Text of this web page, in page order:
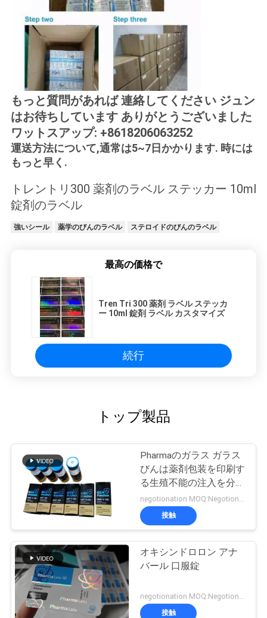
もっと質問があれば 連絡してください ジュン
はお待ちしています ありがとうございました
ワットスアップ: +8618206063252
運送方法について,通常は5~7日かかります. 時には
もっと早く.
トレントリ300 薬剤のラベル ステッカー 10ml
錠剤のラベル
強いシール 薬学のびんのラベル ステロイドのびんのラベル
最高の価格で
Tren Tri 300 薬剤 ラベル ステッカ
ー 10ml 錠剤 ラベル カスタマイズ
続行
トップ製品
Pharmaのガラス ガラス
びんは薬剤包装を印刷す
る生殖不能の注入を分類
します
negotionation MOQ:Negotionation
接触
オキシンドロロン アナ
バール 口服錠
negotionation MOQ:Negotionation
接触